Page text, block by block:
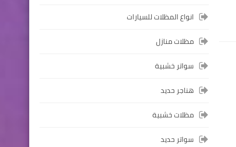
انواع المظلات للسيارات
مظلات منازل
سواتر خشبية
هناجر حديد
مظلات خشبية
سواتر حديد